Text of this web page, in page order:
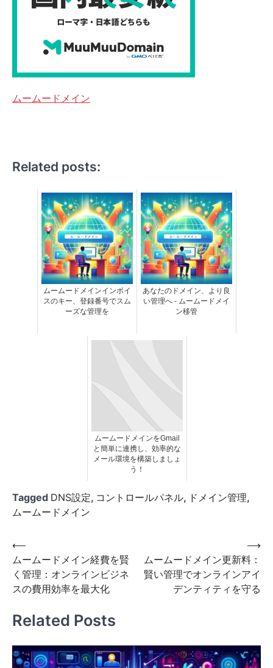
ムームードメイン
Related posts:
ムームードメインインボイ
スのキー、登録番号でスム
ーズな管理を
あなたのドメイン、より良
い管理へ - ムームードメイ
ン移管
ムームードメインをGmail
と簡単に連携し、効率的な
メール環境を構築しましょ
う！
Tagged DNS設定, コントロールパネル, ドメイン管理,
ムームードメイン
投
稿
ナ
ゲ
シ
⟵
ムームードメイン経費を賢
く管理：オンラインビジネ
スの費用効率を最大化
ムームードメイン更新料：
賢い管理でオンラインアイ
デンティティを守る
⟶
Related Posts